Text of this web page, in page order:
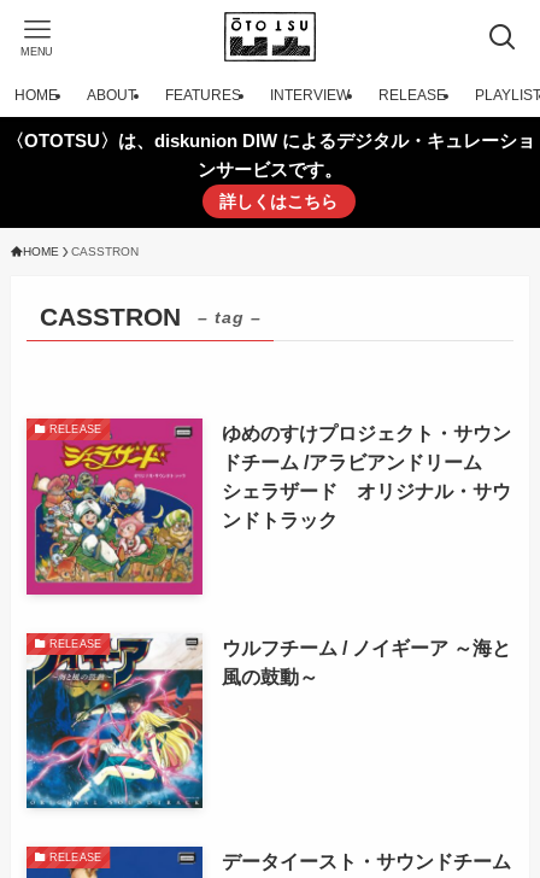
MENU
HOME ABOUT FEATURES INTERVIEW RELEASE PLAYLIST
〈OTOTSU〉は、diskunion DIW によるデジタル・キュレーショ
ンサービスです。
詳しくはこちら
HOME CASSTRON
CASSTRON – tag –
RELEASE
ゆめのすけプロジェクト・サウン
ドチーム /アラビアンドリーム
シェラザード オリジナル・サウ
ンドトラック
RELEASE
ウルフチーム / ノイギーア ～海と
風の鼓動～
RELEASE
データイースト・サウンドチーム